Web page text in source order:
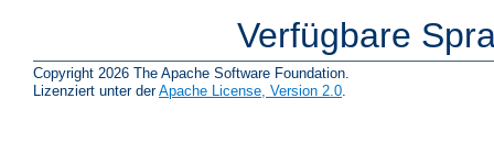
Verfügbare
Copyright 2026 The Apache Software Foundation.
Lizenziert unter derApache License, Version 2.0